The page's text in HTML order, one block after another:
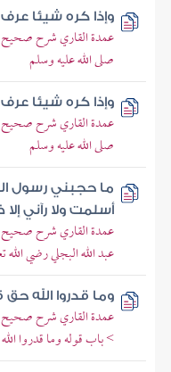
وإذا كره شيئا
عمدة القاري شرح صحيح
صلى الله عليه وسلم
وإذا كره شيئا
عمدة القاري شرح صحيح
صلى الله عليه وسلم
ما حجبني رسول
أسلمت ولا رآني
عمدة القاري شرح صحيح
عبد الله البجلي رضي الله
وما قدروا الله حق
عمدة القاري شرح صحيح
> باب قوله وما قدروا